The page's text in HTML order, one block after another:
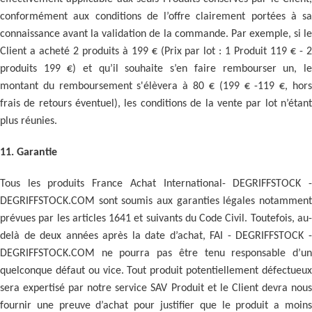
conformément aux conditions de l’offre clairement portées à sa
connaissance avant la validation de la commande. Par exemple, si le
Client a acheté 2 produits à 199 € (Prix par lot : 1 Produit 119 € - 2
produits 199 €) et qu’il souhaite s’en faire rembourser un, le
montant du remboursement s'élèvera à 80 € (199 € -119 €, hors
frais de retours éventuel), les conditions de la vente par lot n’étant
plus réunies.
11. Garantie
Tous les produits France Achat International- DEGRIFFSTOCK -
DEGRIFFSTOCK.COM sont soumis aux garanties légales notamment
prévues par les articles 1641 et suivants du Code Civil. Toutefois, au-
delà de deux années après la date d’achat, FAI - DEGRIFFSTOCK -
DEGRIFFSTOCK.COM ne pourra pas être tenu responsable d’un
quelconque défaut ou vice. Tout produit potentiellement défectueux
sera expertisé par notre service SAV Produit et le Client devra nous
fournir une preuve d’achat pour justifier que le produit a moins